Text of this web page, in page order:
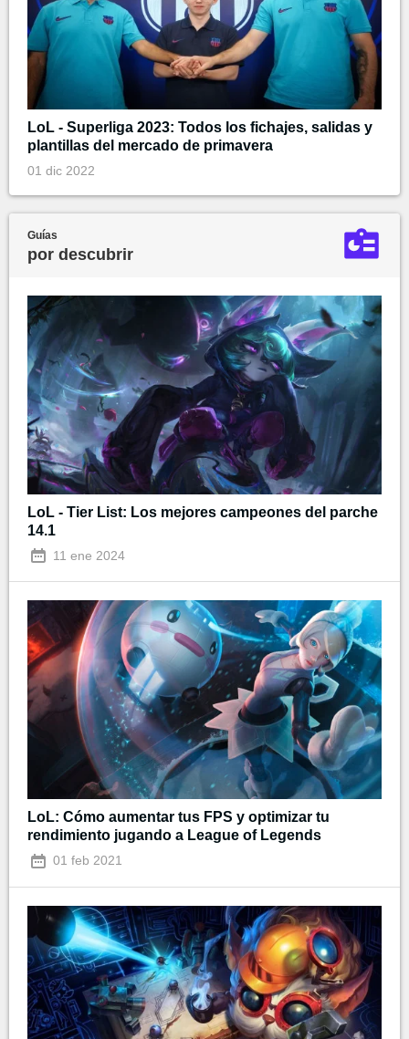
LoL - Superliga 2023: Todos los fichajes, salidas y
plantillas del mercado de primavera
01 dic 2022
Guías
por descubrir
LoL - Tier List: Los mejores campeones del parche
14.1
11 ene 2024
LoL: Cómo aumentar tus FPS y optimizar tu
rendimiento jugando a League of Legends
01 feb 2021